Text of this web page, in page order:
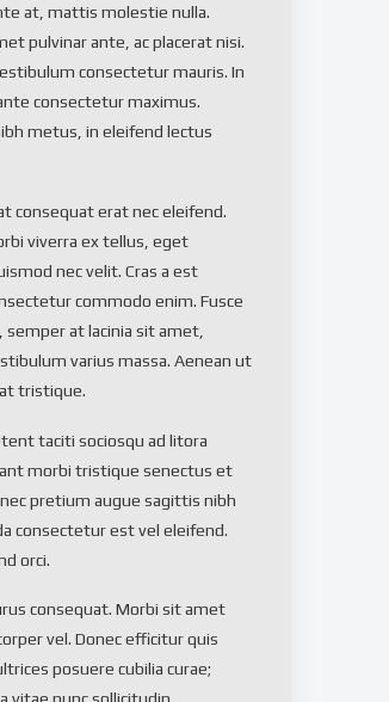
at, mattis molestie nulla.
pulvinar ante, ac placerat nisi.
consectetur mauris. In
consectetur maximus.
metus, in eleifend lectus
consequat erat nec eleifend.
viverra ex tellus, eget
nec velit. Cras a est
commodo enim. Fusce
at lacinia sit amet,
varius massa. Aenean ut
tristique.
taciti sociosqu ad litora
morbi tristique senectus et
pretium augue sagittis nibh
consectetur est vel eleifend.
orci.
consequat. Morbi sit amet
vel. Donec efficitur quis
posuere cubilia curae;